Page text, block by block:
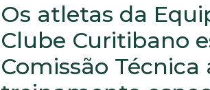
Os atletas da
Clube Curitibano
Comissão